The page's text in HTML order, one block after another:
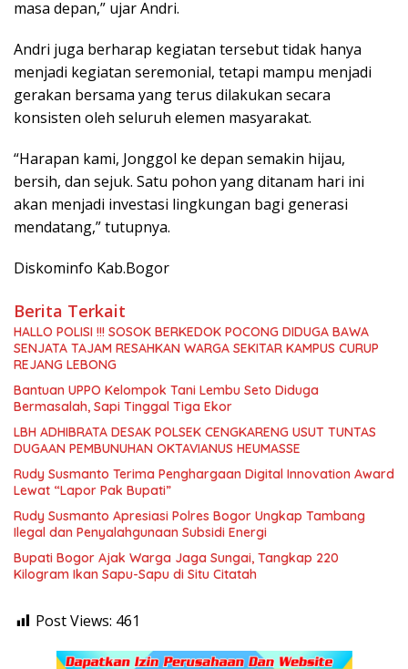
masa depan,” ujar Andri.
Andri juga berharap kegiatan tersebut tidak hanya
menjadi kegiatan seremonial, tetapi mampu menjadi
gerakan bersama yang terus dilakukan secara
konsisten oleh seluruh elemen masyarakat.
“Harapan kami, Jonggol ke depan semakin hijau,
bersih, dan sejuk. Satu pohon yang ditanam hari ini
akan menjadi investasi lingkungan bagi generasi
mendatang,” tutupnya.
Diskominfo Kab.Bogor
Berita Terkait
HALLO POLISI !!! SOSOK BERKEDOK POCONG DIDUGA BAWA
SENJATA TAJAM RESAHKAN WARGA SEKITAR KAMPUS CURUP
REJANG LEBONG
Bantuan UPPO Kelompok Tani Lembu Seto Diduga
Bermasalah, Sapi Tinggal Tiga Ekor
LBH ADHIBRATA DESAK POLSEK CENGKARENG USUT TUNTAS
DUGAAN PEMBUNUHAN OKTAVIANUS HEUMASSE
Rudy Susmanto Terima Penghargaan Digital Innovation Award
Lewat “Lapor Pak Bupati”
Rudy Susmanto Apresiasi Polres Bogor Ungkap Tambang
Ilegal dan Penyalahgunaan Subsidi Energi
Bupati Bogor Ajak Warga Jaga Sungai, Tangkap 220
Kilogram Ikan Sapu-Sapu di Situ Citatah
Post Views: 461